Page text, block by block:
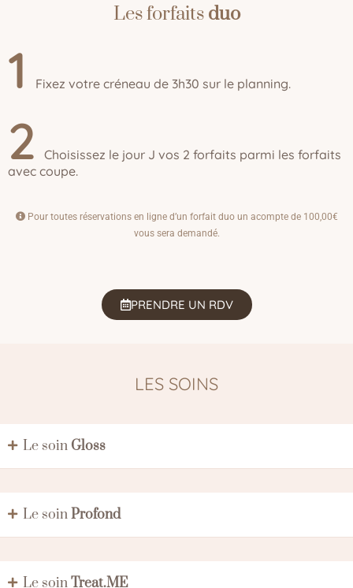
Les forfaits duo
1 Fixez votre créneau de 3h30 sur le planning.
2
Choisissez le jour J vos 2 forfaits parmi les forfaits
avec coupe.
Pour toutes réservations en ligne d’un forfait duo un acompte de 100,00€
vous sera demandé.
PRENDRE UN RDV
LES SOINS
Le soin Gloss
Le soinProfond
Le soinTreat.ME